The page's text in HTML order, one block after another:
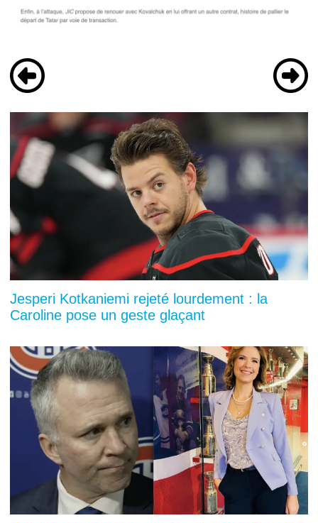
Jesperi Kotkaniemi rejeté lourdement : la
Caroline pose un geste glaçant